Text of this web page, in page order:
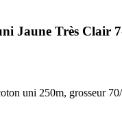
Jaune Très Clair
uni 250m, grosseur